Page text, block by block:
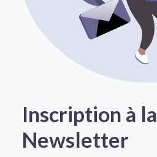
Inscription à la
Newsletter